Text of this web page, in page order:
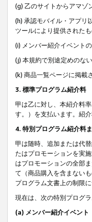
(g) 乙のサイトからアマゾ
(h) 承認モバイル・アプリ
ツールにより提供された
(i) メンバー紹介イベント
(j) 本規約で別途定めのな
(k) 商品一覧ページに掲載
3. 標準プログラム紹介料
甲は乙に対し、本紹介料
す。）を支払います。紹
4. 特別プログラム紹介料
甲は随時、追加または代
たはプロモーションを実
はプロモーションの全部
て（商品購入を含まない
プログラム文書上の制限
現在は、次の特別プログ
(a) メンバー紹介イベント